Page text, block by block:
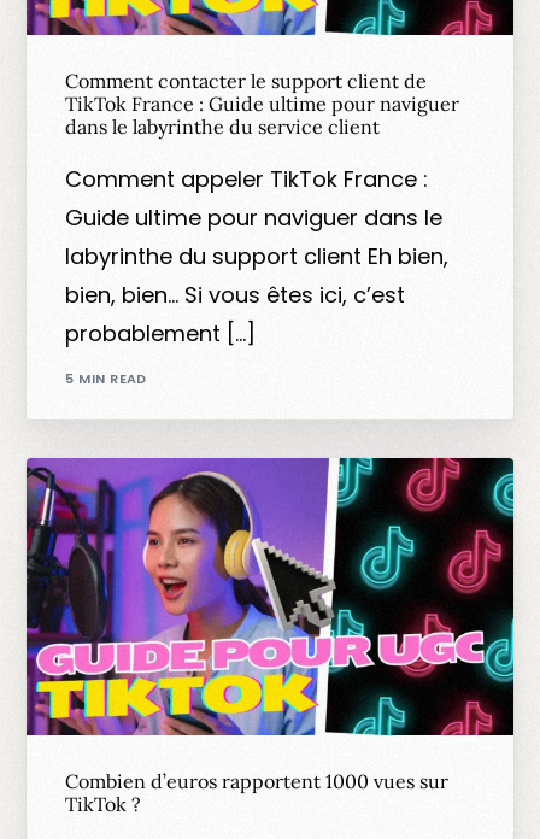
Comment contacter le support client de
TikTok France : Guide ultime pour naviguer
dans le labyrinthe du service client
Comment appeler TikTok France :
Guide ultime pour naviguer dans le
labyrinthe du support client Eh bien,
bien, bien… Si vous êtes ici, c’est
probablement […]
5 MIN READ
Combien d’euros rapportent 1000 vues sur
TikTok ?